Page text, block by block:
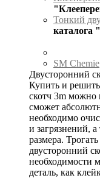
Тонкий
каталога
SM Chemie
Двусторонний
Купить и
скотч 3m можно
сможет
необходимо
и загрязнений,
размера.
двусторонний
необходимости
деталь, как